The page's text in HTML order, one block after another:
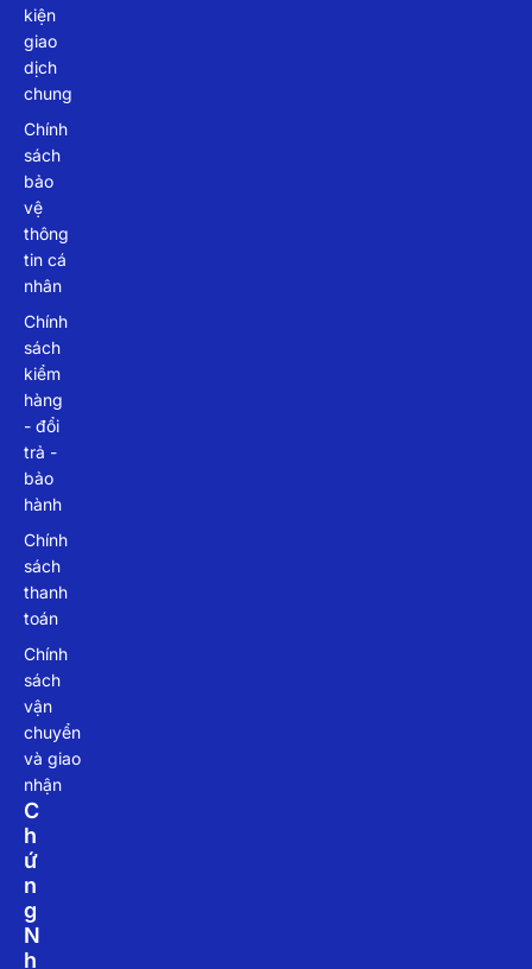
kiện
giao
dịch
chung
Chính
sách
bảo
vệ
thông
tin cá
nhân
Chính
sách
kiểm
hàng
- đổi
trả -
bảo
hành
Chính
sách
thanh
toán
Chính
sách
vận
chuyển
và giao
nhận
C
H
Ứ
N
G
N
H